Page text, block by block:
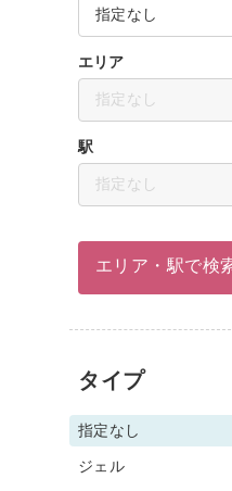
指定なし
エリア
指定なし
駅
指定なし
エリア・駅で検
タイプ
指定なし
ジェル